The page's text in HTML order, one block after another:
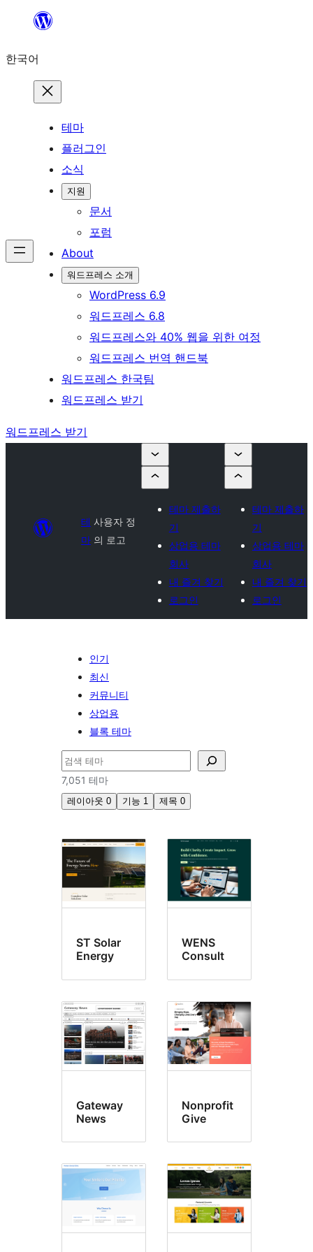
츠
한국어
테마
플러그인
소식
지원
문서
포럼
About
워드프레스 소개
WordPress 6.9
워드프레스 6.8
워드프레스와 40% 웹을 위한 여정
워드프레스 번역 핸드북
워드프레스 한국팀
워드프레스 받기
워드프레스 받기
테
마
사용자 정
의 로고
테마 제출하
기
상업용 테마
회사
내 즐겨 찾기
로그인
테마 제출하
기
상업용 테마
회사
내 즐겨 찾기
로그인
인기
최신
커뮤니티
상업용
블록 테마
검
색
7,051 테마
레이아웃 0 기능 1 제목 0
사
용
자
정
ST Solar
Energy
WENS
Consult
Gateway
News
Nonprofit
Give